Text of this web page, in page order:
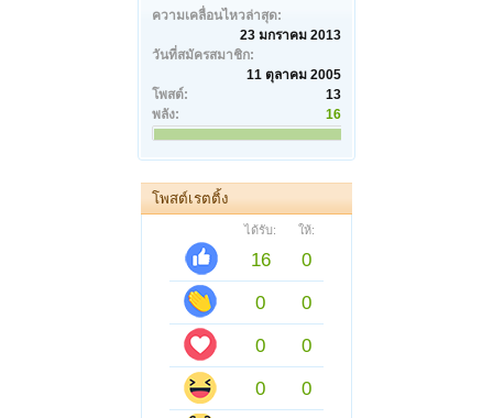
ความเคลื่อนไหวล่าสุด:
23 มกราคม 2013
วันที่สมัครสมาชิก:
11 ตุลาคม 2005
โพสต์:
13
พลัง:
16
โพสต์เรตติ้ง
ได้รับ: ให้:
16
0
0
0
0
0
0
0